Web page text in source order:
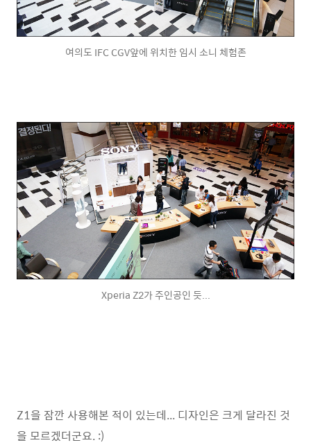
여의도 IFC CGV앞에 위치한 임시 소니 체험존
Xperia Z2가 주인공인 듯...
Z1을 잠깐 사용해본 적이 있는데... 디자인은 크게 달라진 것
을 모르겠더군요. :)